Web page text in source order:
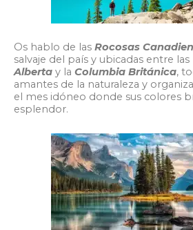
Os hablo de las Rocosas
salvaje del país y ubicadas entre
Alberta y la Columbia Británica,
amantes de la naturaleza y
el mes idóneo donde sus colores
esplendor.